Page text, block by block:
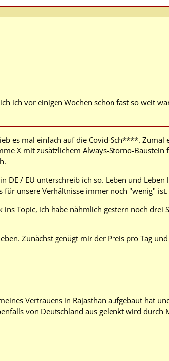
ich vor einigen Wochen schon fast so weit
es mal einfach auf die Covid-Sch****.
X mit zusätzlichem Always-Storno-
DE / EU unterschreib ich so. Leben und
unsere Verhältnisse immer noch "wenig" ist.
Topic, ich habe nähmlich gestern noch drei
Zunächst genügt mir der Preis pro Tag
Vertrauens in Rajasthan aufgebaut hat
von Deutschland aus gelenkt wird durch